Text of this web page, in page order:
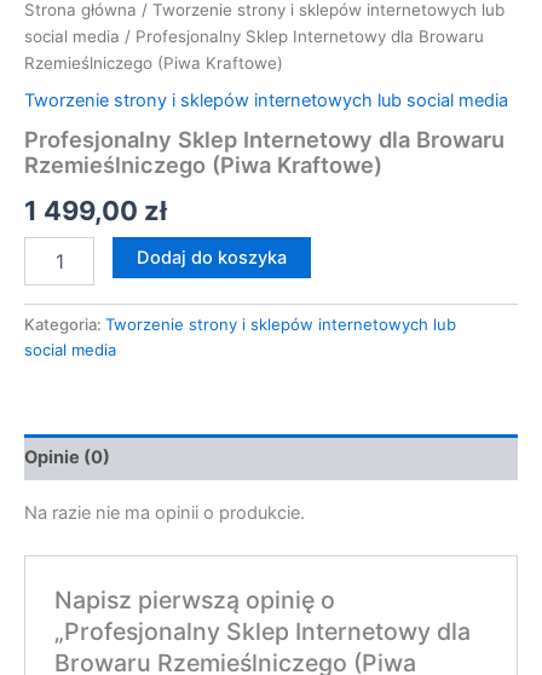
Strona główna / Tworzenie strony i sklepów internetowych lub
social media / Profesjonalny Sklep Internetowy dla Browaru
Rzemieślniczego (Piwa Kraftowe)
Tworzenie strony i sklepów internetowych lub social media
Profesjonalny Sklep Internetowy dla Browaru
Rzemieślniczego (Piwa Kraftowe)
1 499,00 zł
Dodaj do koszyka
Kategoria: Tworzenie strony i sklepów internetowych lub
social media
Opinie (0)
Na razie nie ma opinii o produkcie.
Napisz pierwszą opinię o
„Profesjonalny Sklep Internetowy dla
Browaru Rzemieślniczego (Piwa